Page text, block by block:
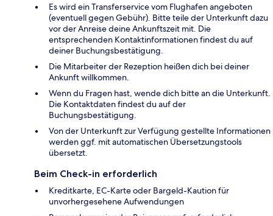
Es wird ein Transferservice vom Flughafen angeboten
(eventuell gegen Gebühr). Bitte teile der Unterkunft dazu
vor der Anreise deine Ankunftszeit mit. Die
entsprechenden Kontaktinformationen findest du auf
deiner Buchungsbestätigung.
Die Mitarbeiter der Rezeption heißen dich bei deiner
Ankunft willkommen.
Wenn du Fragen hast, wende dich bitte an die Unterkunft.
Die Kontaktdaten findest du auf der
Buchungsbestätigung.
Von der Unterkunft zur Verfügung gestellte Informationen
werden ggf. mit automatischen Übersetzungstools
übersetzt.
Beim Check-in erforderlich
Kreditkarte, EC-Karte oder Bargeld-Kaution für
unvorhergesehene Aufwendungen